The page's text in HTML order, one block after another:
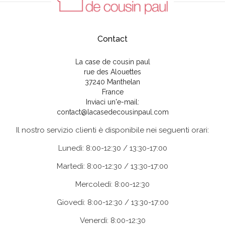
Contact
La case de cousin paul
rue des Alouettes
37240 Manthelan
France
Inviaci un'e-mail:
contact@lacasedecousinpaul.com
Il nostro servizio clienti è disponibile nei seguenti orari:
Lunedì: 8:00-12:30 / 13:30-17:00
Martedì: 8:00-12:30 / 13:30-17:00
Mercoledì: 8:00-12:30
Giovedì: 8:00-12:30 / 13:30-17:00
Venerdì: 8:00-12:30